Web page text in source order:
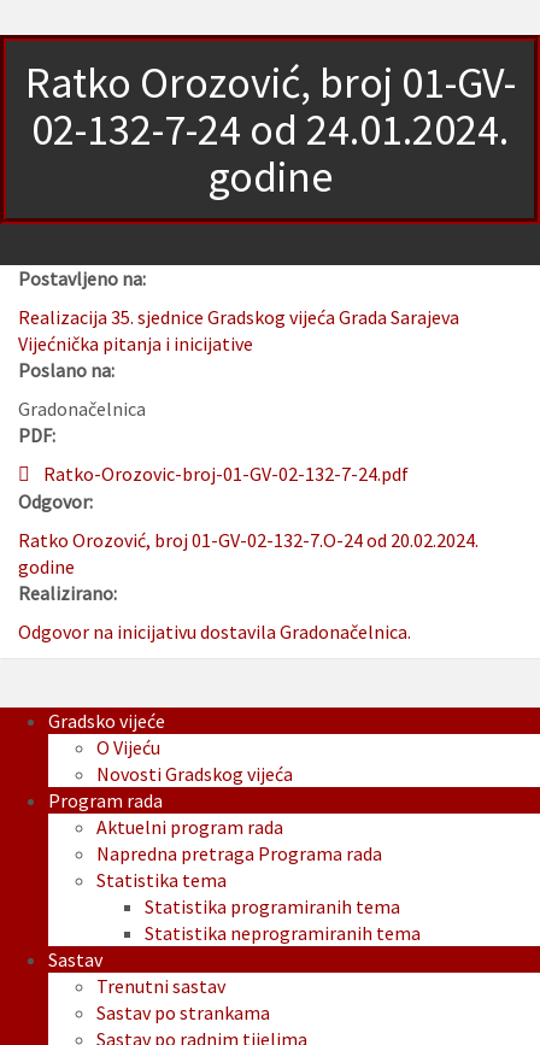
Ratko Orozović, broj 01-GV-
02-132-7-24 od 24.01.2024.
godine
Postavljeno na:
Realizacija 35. sjednice Gradskog vijeća Grada Sarajeva
Vijećnička pitanja i inicijative
Poslano na:
Gradonačelnica
PDF:
Ratko-Orozovic-broj-01-GV-02-132-7-24.pdf
Odgovor:
Ratko Orozović, broj 01-GV-02-132-7.O-24 od 20.02.2024.
godine
Realizirano:
Odgovor na inicijativu dostavila Gradonačelnica.
Gradsko vijeće
O Vijeću
Novosti Gradskog vijeća
Program rada
Aktuelni program rada
Napredna pretraga Programa rada
Statistika tema
Statistika programiranih tema
Statistika neprogramiranih tema
Sastav
Trenutni sastav
Sastav po strankama
Sastav po radnim tijelima